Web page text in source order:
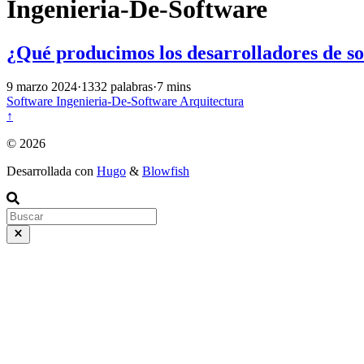
Ingenieria-De-Software
¿Qué producimos los desarrolladores de
9 marzo 2024·1332 palabras·7 mins
Software Ingenieria-De-SoftwareArquitectura
↑
© 2026
Desarrollada con Hugo & Blowfish